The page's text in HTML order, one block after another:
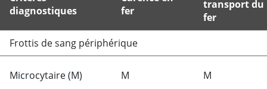
Diagnostic différentiel de l'anémie microcytaire due à
diagnostiques
fer
transport du
fer
Frottis de sang périphérique
Microcytaire (M) M M